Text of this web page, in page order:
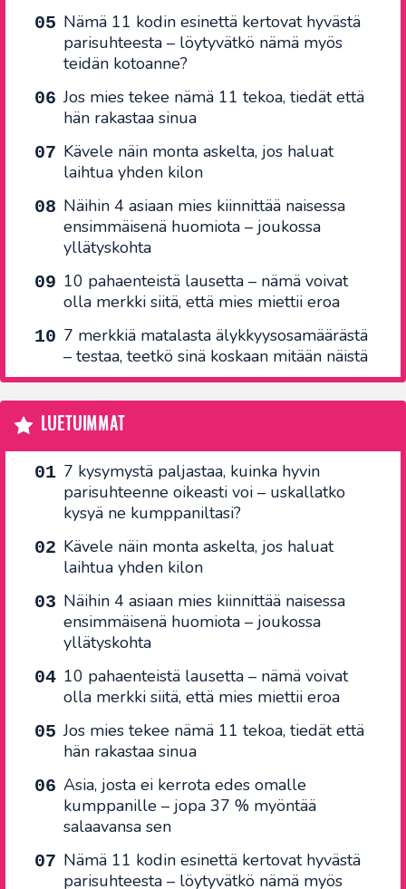
Nämä 11 kodin esinettä kertovat hyvästä
parisuhteesta – löytyvätkö nämä myös
teidän kotoanne?
Jos mies tekee nämä 11 tekoa, tiedät että
hän rakastaa sinua
Kävele näin monta askelta, jos haluat
laihtua yhden kilon
Näihin 4 asiaan mies kiinnittää naisessa
ensimmäisenä huomiota – joukossa
yllätyskohta
10 pahaenteistä lausetta – nämä voivat
olla merkki siitä, että mies miettii eroa
7 merkkiä matalasta älykkyysosamäärästä
– testaa, teetkö sinä koskaan mitään näistä
LUETUIMMAT
7 kysymystä paljastaa, kuinka hyvin
parisuhteenne oikeasti voi – uskallatko
kysyä ne kumppaniltasi?
Kävele näin monta askelta, jos haluat
laihtua yhden kilon
Näihin 4 asiaan mies kiinnittää naisessa
ensimmäisenä huomiota – joukossa
yllätyskohta
10 pahaenteistä lausetta – nämä voivat
olla merkki siitä, että mies miettii eroa
Jos mies tekee nämä 11 tekoa, tiedät että
hän rakastaa sinua
Asia, josta ei kerrota edes omalle
kumppanille – jopa 37 % myöntää
salaavansa sen
Nämä 11 kodin esinettä kertovat hyvästä
parisuhteesta – löytyvätkö nämä myös